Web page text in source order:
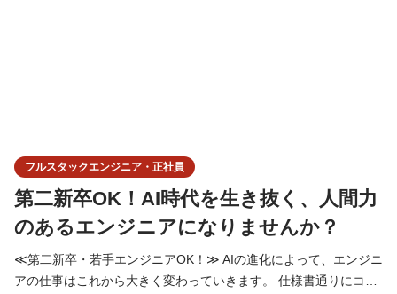
フルスタックエンジニア・正社員
第二新卒OK！AI時代を生き抜く、人間力
のあるエンジニアになりませんか？
≪第二新卒・若手エンジニアOK！≫ AIの進化によって、エンジニ
アの仕事はこれから大きく変わっていきます。 仕様書通りにコー